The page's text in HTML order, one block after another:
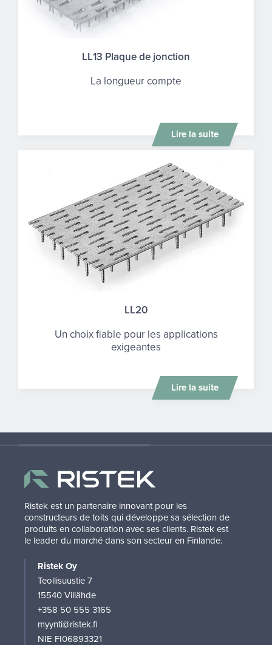
LL13 Plaque de jonction
La longueur compte
Lire la suite
LL20
Un choix fiable pour les applications
exigeantes
Lire la suite
Ristek est un partenaire innovant pour les
constructeurs de toits qui développe sa sélection de
produits en collaboration avec ses clients. Ristek est
le leader du marché dans son secteur en Finlande.
Ristek Oy
Teollisuustie 7
15540 Villähde
+358 50 555 3165
myynti@ristek.fi
NIE FI06893321